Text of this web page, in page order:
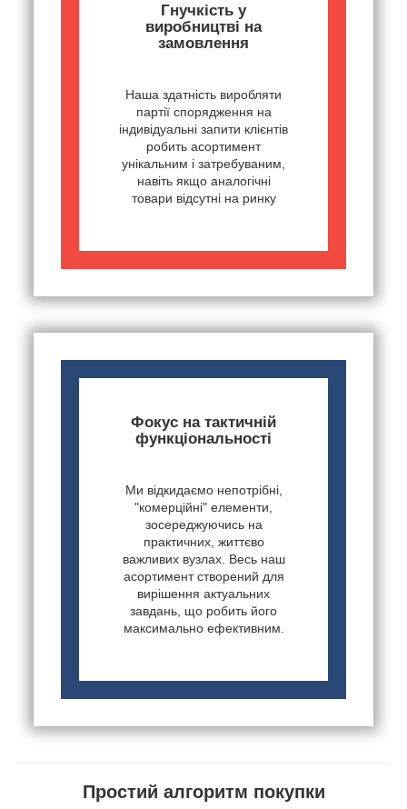
Гнучкість у
виробництві на
замовлення
Наша здатність виробляти
партії спорядження на
індивідуальні запити клієнтів
робить асортимент
унікальним і затребуваним,
навіть якщо аналогічні
товари відсутні на ринку
Фокус на тактичній
функціональності
Ми відкидаємо непотрібні,
"комерційні" елементи,
зосереджуючись на
практичних, життєво
важливих вузлах. Весь наш
асортимент створений для
вирішення актуальних
завдань, що робить його
максимально ефективним.
Простий алгоритм покупки